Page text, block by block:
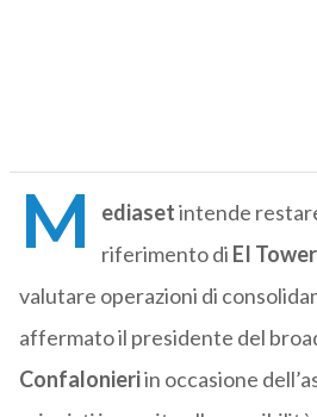
M ediasetintende
riferimento di EI
valutare operazioni di
affermato il presidente del
Confalonieriin occasione